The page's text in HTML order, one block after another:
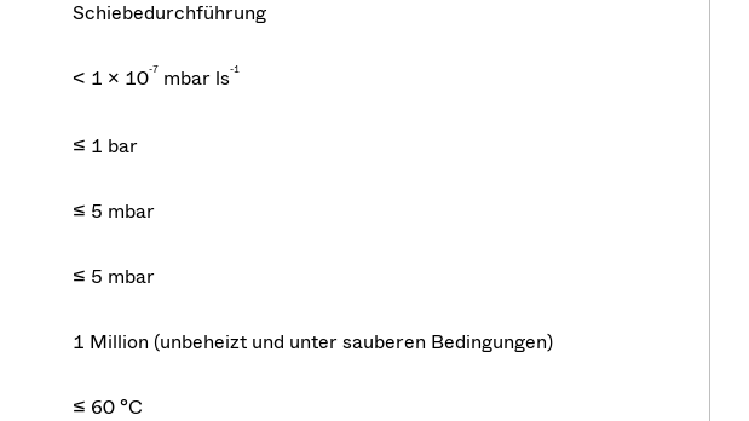
Schiebedurchführung
< 1 × 10-7 mbar ls-1
≤ 1 bar
≤ 5 mbar
≤ 5 mbar
1 Million (unbeheizt und unter sauberen Bedingungen)
≤ 60 °C